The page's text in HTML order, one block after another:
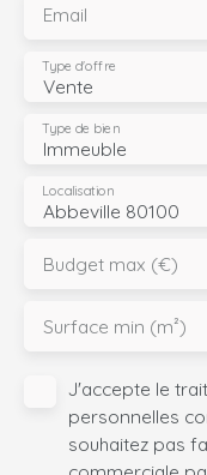
Email
Vente
Type d'offre
Immeuble
Type de bien
Abbeville 80100
Localisation
Budget max (€)
Surface min (m²)
J'accepte le
personnelles
souhaitez pas